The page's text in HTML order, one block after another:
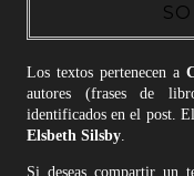
Los textos pertenecen a
autores (frases de
identificados en el post.
Elsbeth Silsby.
Si deseas compartir un